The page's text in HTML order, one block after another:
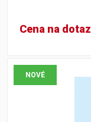
Cena na dotaz
NOVÉ